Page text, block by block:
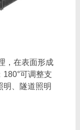
，在表面形成
可调整支
明、隧道照明